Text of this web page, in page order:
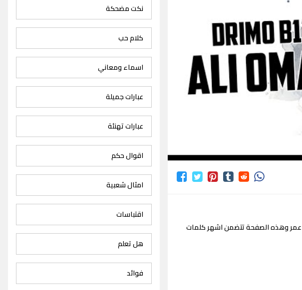
وهذه الصفحة تتضمن اشهر كلمات
نكت مضحكة
كلام حب
اسماء ومعاني
عبارات جميلة
عبارات تهنئة
اقوال حكم
امثال شعبية
اقتباسات
هل تعلم
فوائد